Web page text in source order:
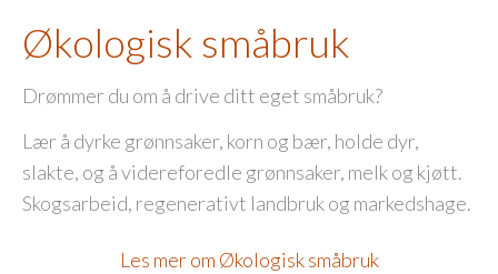
Økologisk småbruk
Drømmer du om å drive ditt eget småbruk?
Lær å dyrke grønnsaker, korn og bær, holde dyr,
slakte, og å videreforedle grønnsaker, melk og kjøtt.
Skogsarbeid, regenerativt landbruk og markedshage.
Les mer om Økologisk småbruk